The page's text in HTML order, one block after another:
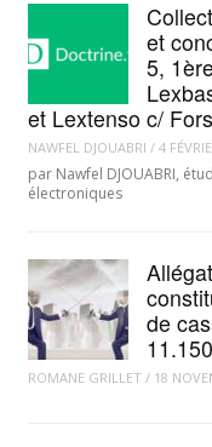
et
5,
et Lextenso c/
NAWFEL DJOUABRI / 4
par Nawfel DJOUABRI,
électroniques
de
11.150
ROMANE GRILLET / 18